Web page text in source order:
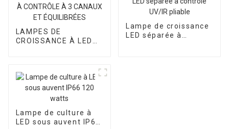
LAMPES DE
CROISSANCE À LED
Lampe de croissance
LED séparée à
Lampe de culture à
LED sous auvent IP66